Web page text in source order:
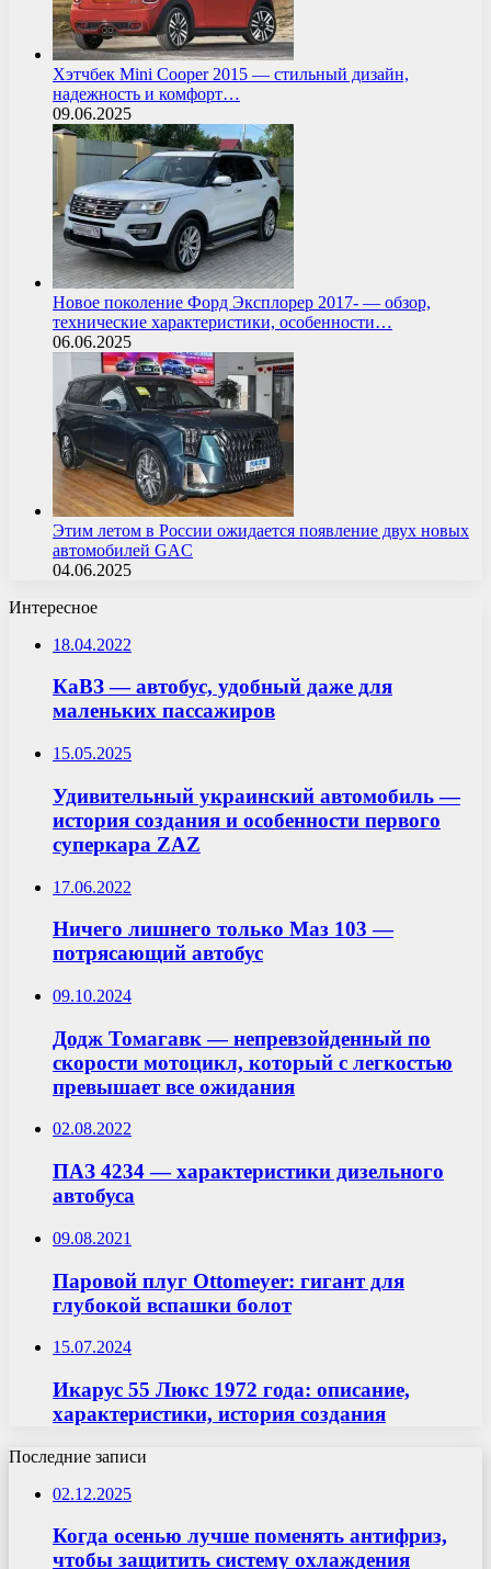
Хэтчбек Mini Cooper 2015 — стильный дизайн,
надежность и комфорт…
09.06.2025
Новое поколение Форд Эксплорер 2017- — обзор,
технические характеристики, особенности…
06.06.2025
Этим летом в России ожидается появление двух новых
автомобилей GAC
04.06.2025
Интересное
18.04.2022
КаВЗ — автобус, удобный даже для
маленьких пассажиров
15.05.2025
Удивительный украинский автомобиль —
история создания и особенности первого
суперкара ZAZ
17.06.2022
Ничего лишнего только Маз 103 —
потрясающий автобус
09.10.2024
Додж Томагавк — непревзойденный по
скорости мотоцикл, который с легкостью
превышает все ожидания
02.08.2022
ПАЗ 4234 — характеристики дизельного
автобуса
09.08.2021
Паровой плуг Ottomeyer: гигант для
глубокой вспашки болот
15.07.2024
Икарус 55 Люкс 1972 года: описание,
характеристики, история создания
Последние записи
02.12.2025
Когда осенью лучше поменять антифриз,
чтобы защитить систему охлаждения